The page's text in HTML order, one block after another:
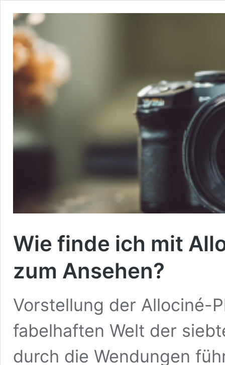
Wie finde ich mit
zum Ansehen?
Vorstellung der Allociné-
fabelhaften Welt der
durch die Wendungen